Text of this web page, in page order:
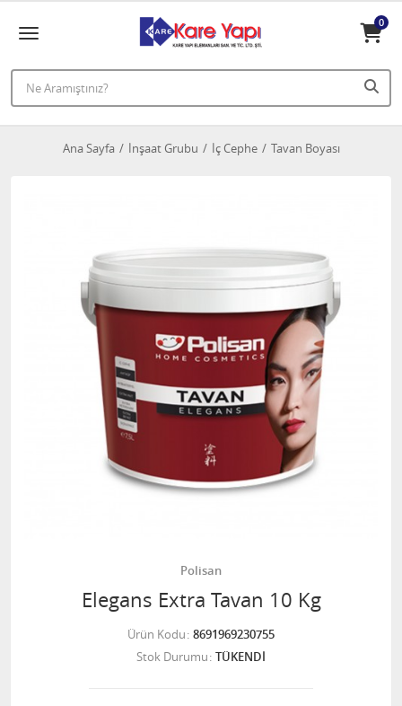
0
Ana Sayfa İnşaat Grubu İç Cephe Tavan Boyası
Polisan
Elegans Extra Tavan 10 Kg
Ürün Kodu 8691969230755
Stok Durumu TÜKENDİ